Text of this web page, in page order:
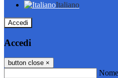
Italiano
Accedi
Accedi
button close ×